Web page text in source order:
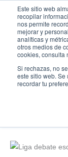
Este sitio web
recopilar
nos permite
mejorar y
analíticas y
otros medios de
cookies, consulta
Si rechazas, no
este sitio web.
recordar tu
contenido
Debate,